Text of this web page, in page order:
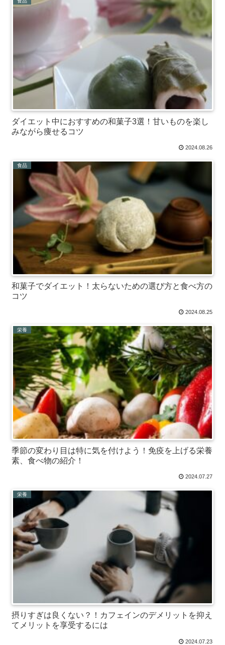
ダイエット中におすすめの和菓子3選！甘いものを楽し
みながら痩せるコツ
2024.08.26
食品
和菓子でダイエット！太らないための選び方と食べ方の
コツ
2024.08.25
栄養
季節の変わり目は特に気を付けよう！免疫を上げる栄養
素、食べ物の紹介！
2024.07.27
栄養
摂りすぎは良くない？！カフェインのデメリットを抑え
てメリットを享受するには
2024.07.23